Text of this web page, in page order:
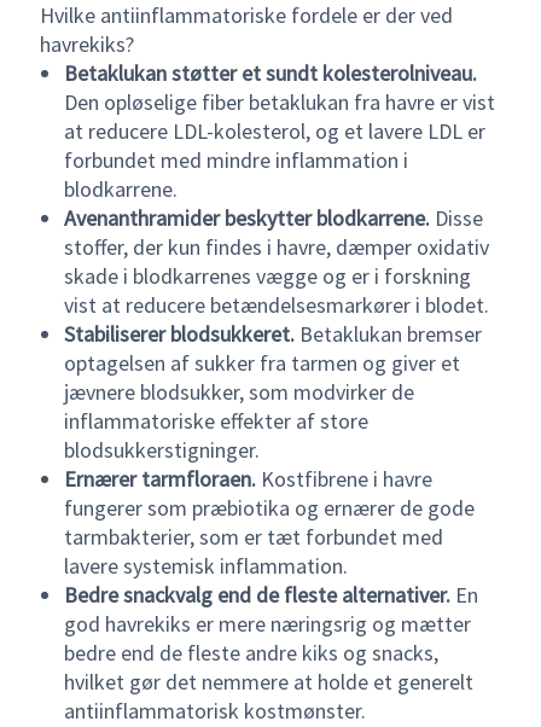
Hvilke antiinflammatoriske fordele er der ved
havrekiks?
Betaklukan støtter et sundt kolesterolniveau.
Den opløselige fiber betaklukan fra havre er vist
at reducere LDL-kolesterol, og et lavere LDL er
forbundet med mindre inflammation i
blodkarrene.
Avenanthramider beskytter blodkarrene.Disse
stoffer, der kun findes i havre, dæmper oxidativ
skade i blodkarrenes vægge og er i forskning
vist at reducere betændelsesmarkører i blodet.
Stabiliserer blodsukkeret.Betaklukan bremser
optagelsen af sukker fra tarmen og giver et
jævnere blodsukker, som modvirker de
inflammatoriske effekter af store
blodsukkerstigninger.
Ernærer tarmfloraen.Kostfibrene i havre
fungerer som præbiotika og ernærer de gode
tarmbakterier, som er tæt forbundet med
lavere systemisk inflammation.
Bedre snackvalg end de fleste alternativer.En
god havrekiks er mere næringsrig og mætter
bedre end de fleste andre kiks og snacks,
hvilket gør det nemmere at holde et generelt
antiinflammatorisk kostmønster.